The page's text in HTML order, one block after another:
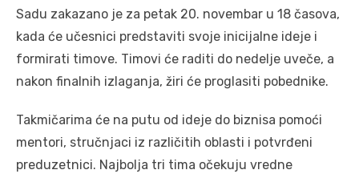
Sadu zakazano je za petak 20. novembar u 18 časova,
kada će učesnici predstaviti svoje inicijalne ideje i
formirati timove. Timovi će raditi do nedelje uveče, a
nakon finalnih izlaganja, žiri će proglasiti pobednike.
Takmičarima će na putu od ideje do biznisa pomoći
mentori, stručnjaci iz različitih oblasti i potvrđeni
preduzetnici. Najbolja tri tima očekuju vredne